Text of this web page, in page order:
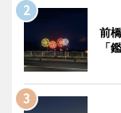
前
「